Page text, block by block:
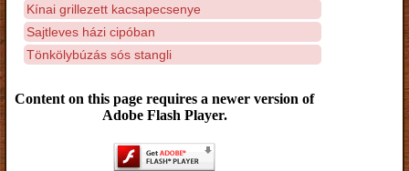
Kínai grillezett kacsapecsenye
Sajtleves házi cipóban
Tönkölybúzás sós stangli
Content on this page requires a newer version of
Adobe Flash Player.